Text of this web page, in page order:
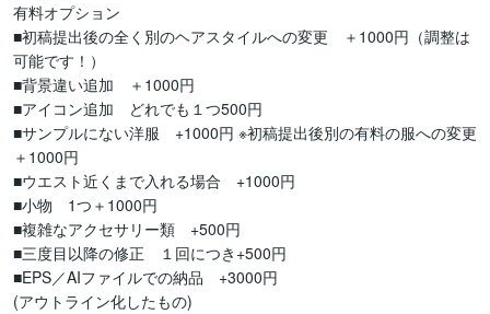
有料オプション
■初稿提出後の全く別のヘアスタイルへの変更　＋1000円（調整は
可能です！）
■背景違い追加　＋1000円
■アイコン追加　どれでも１つ500円
■サンプルにない洋服　+1000円 ※初稿提出後別の有料の服への変更
＋1000円
■ウエスト近くまで入れる場合　+1000円
■小物　1つ＋1000円
■複雑なアクセサリー類　+500円
■三度目以降の修正　１回につき+500円
■EPS／AIファイルでの納品　+3000円
(アウトライン化したもの)